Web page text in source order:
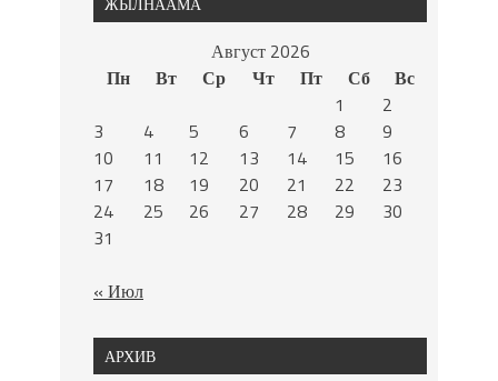
Август 2026
Пн
Вт Ср Чт Пт Сб
Вс
1
2
3
4 5 6 7 8
9
10
11 12 13 14 15
16
17
18 19 20 21 22
23
24
25 26 27 28 29
30
31
« Июл
АРХИВ